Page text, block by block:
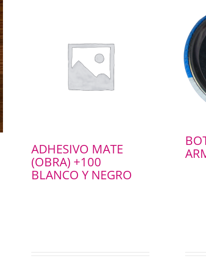
ADHESIVO MATE
(OBRA) +100
BLANCO Y NEGRO